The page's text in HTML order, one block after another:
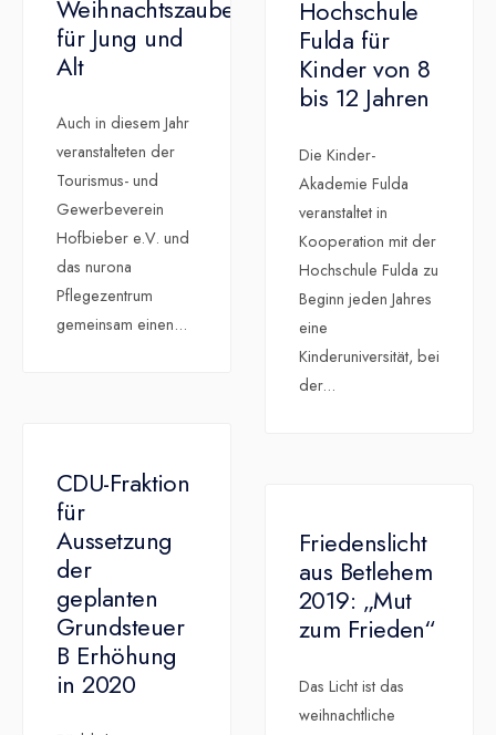
Hochschule
Fulda für
Kinder von 8
bis 12 Jahren
Die Kinder-
Akademie Fulda
veranstaltet in
Kooperation mit der
Hochschule Fulda zu
Beginn jeden Jahres
eine
Kinderuniversität, bei
der...
Weihnachtszauber
für Jung und
Alt
Auch in diesem Jahr
veranstalteten der
Tourismus- und
Gewerbeverein
Hofbieber e.V. und
das nurona
Pflegezentrum
gemeinsam einen...
CDU-Fraktion
für
Aussetzung
der
geplanten
Grundsteuer
B Erhöhung
in 2020
Friedenslicht
aus Betlehem
2019: „Mut
zum Frieden“
Das Licht ist das
weihnachtliche